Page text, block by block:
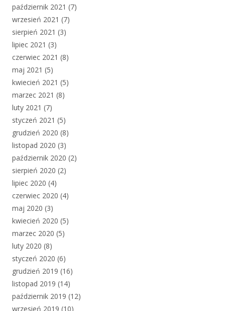
październik 2021 (7)
wrzesień 2021 (7)
sierpień 2021 (3)
lipiec 2021 (3)
czerwiec 2021 (8)
maj 2021 (5)
kwiecień 2021 (5)
marzec 2021 (8)
luty 2021 (7)
styczeń 2021 (5)
grudzień 2020 (8)
listopad 2020 (3)
październik 2020 (2)
sierpień 2020 (2)
lipiec 2020 (4)
czerwiec 2020 (4)
maj 2020 (3)
kwiecień 2020 (5)
marzec 2020 (5)
luty 2020 (8)
styczeń 2020 (6)
grudzień 2019 (16)
listopad 2019 (14)
październik 2019 (12)
wrzesień 2019 (10)